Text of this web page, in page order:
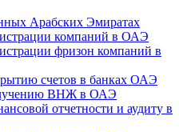
Арабских Эмиратах
компаний в ОАЭ
фризон компаний в
счетов в банках ОАЭ
ВНЖ в ОАЭ
отчетности и аудиту в